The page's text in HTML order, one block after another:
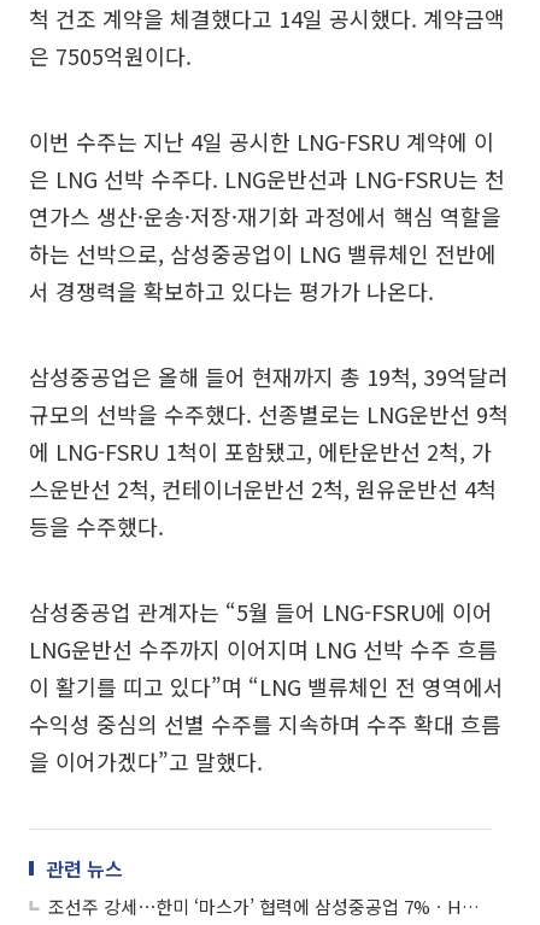
척 건조 계약을 체결했다고 14일 공시했다. 계약금액
은 7505억원이다.
이번 수주는 지난 4일 공시한 LNG-FSRU 계약에 이
은 LNG 선박 수주다. LNG운반선과 LNG-FSRU는 천
연가스 생산·운송·저장·재기화 과정에서 핵심 역할을
하는 선박으로, 삼성중공업이 LNG 밸류체인 전반에
서 경쟁력을 확보하고 있다는 평가가 나온다.
삼성중공업은 올해 들어 현재까지 총 19척, 39억달러
규모의 선박을 수주했다. 선종별로는 LNG운반선 9척
에 LNG-FSRU 1척이 포함됐고, 에탄운반선 2척, 가
스운반선 2척, 컨테이너운반선 2척, 원유운반선 4척
등을 수주했다.
삼성중공업 관계자는 “5월 들어 LNG-FSRU에 이어
LNG운반선 수주까지 이어지며 LNG 선박 수주 흐름
이 활기를 띠고 있다”며 “LNG 밸류체인 전 영역에서
수익성 중심의 선별 수주를 지속하며 수주 확대 흐름
을 이어가겠다”고 말했다.
관련 뉴스
조선주 강세⋯한미 ‘마스가’ 협력에 삼성중공업 7%ㆍHD한국조선해양 6%↑